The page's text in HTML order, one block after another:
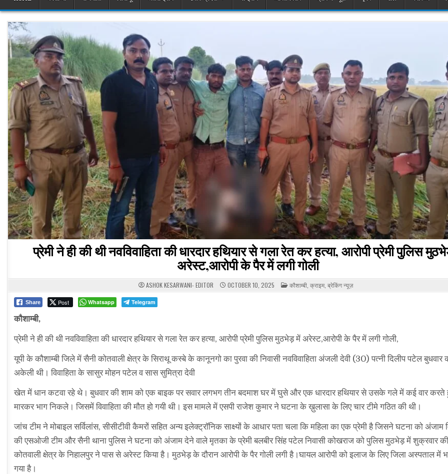
प्रेमी ने ही की थी नवविवाहिता की धारदार हथियार से गला रेत कर हत्या, आरोपी प्रेमी पुलिस
अरेस्ट,आरोपी के पैर में लगी गोली
ASHOK KESARWANI- EDITOR OCTOBER 10, 2025 POSTED
IN
कौशाम्बी, क्राइम, ब्रेकिंग न्यूज़
Share Post Whatsapp Telegram
कौशाम्बी,
प्रेमी ने ही की थी नवविवाहिता की धारदार हथियार से गला रेत कर हत्या, आरोपी प्रेमी पुलिस मुठभेड़ में अरेस्ट,आरोपी के पैर में लगी गोली,
यूपी के कौशाम्बी जिले में सैनी कोतवाली क्षेत्र के सिराथू कस्बे के कानूनगो का पुरवा की निवासी नवविवाहिता अंजली देवी (30) पत्नी दिलीप पटेल बुधवार
अकेली थी। विवाहिता के सासुर मोहन पटेल व सास सुमित्रा देवी
खेत में धान कटवा रहे थे। बुधवार की शाम को एक बाइक पर सवार लगभग तीन बदमाश घर में घुसे और एक धारदार हथियार से उसके गले में कई वार करते
मारकर भाग निकले। जिसमें विवाहिता की मौत हो गयी थी। इस मामले में एसपी राजेश कुमार ने घटना के ख़ुलासा के लिए चार टीमे गठित की थी।
जांच टीम ने मोबाइल सर्विलांस, सीसीटीवी कैमरों सहित अन्य इलेक्ट्रॉनिक साक्ष्यों के आधार पता चला कि महिला का एक प्रेमी है जिसने घटना को अंजाम
की एसओजी टीम और सैनी थाना पुलिस ने घटना को अंजाम देने वाले मृतका के प्रेमी बलबीर सिंह पटेल निवासी कोखराज को पुलिस मुठभेड़ में शुक्रवार
कोतवाली क्षेत्र के निहालपुर ने पास से अरेस्ट किया है। मुठभेड़ के दौरान आरोपी के पैर गोली लगी है।घायल आरोपी को इलाज के लिए जिला अस्पताल में
गया है।